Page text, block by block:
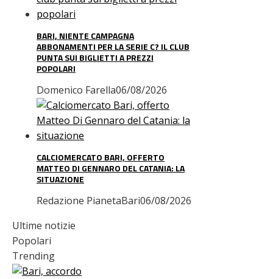
BARI, NIENTE CAMPAGNA
ABBONAMENTI PER LA SERIE C? IL CLUB
PUNTA SUI BIGLIETTI A PREZZI
POPOLARI
Domenico Farella06/08/2026
CALCIOMERCATO BARI, OFFERTO
MATTEO DI GENNARO DEL CATANIA: LA
SITUAZIONE
Redazione PianetaBari06/08/2026
Ultime notizie
Popolari
Trending